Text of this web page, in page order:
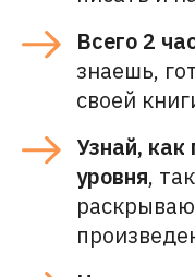
Всего 2
знаешь,
своей
Узнай, как
уровня,